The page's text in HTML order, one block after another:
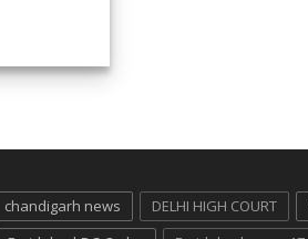
chandigarh news DELHI HIGH COURT